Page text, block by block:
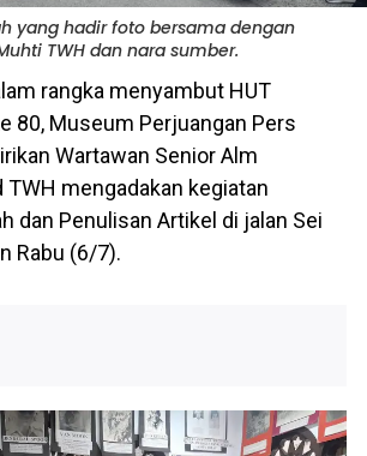
yang hadir foto bersama dengan
TWH dan nara sumber.
rangka menyambut HUT
80, Museum Perjuangan Pers
Wartawan Senior Alm
TWH mengadakan kegiatan
dan Penulisan Artikel di jalan Sei
Rabu (6/7).